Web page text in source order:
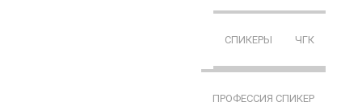
СПИКЕРЫ ЧГК
ПРОФЕССИЯ СПИКЕР